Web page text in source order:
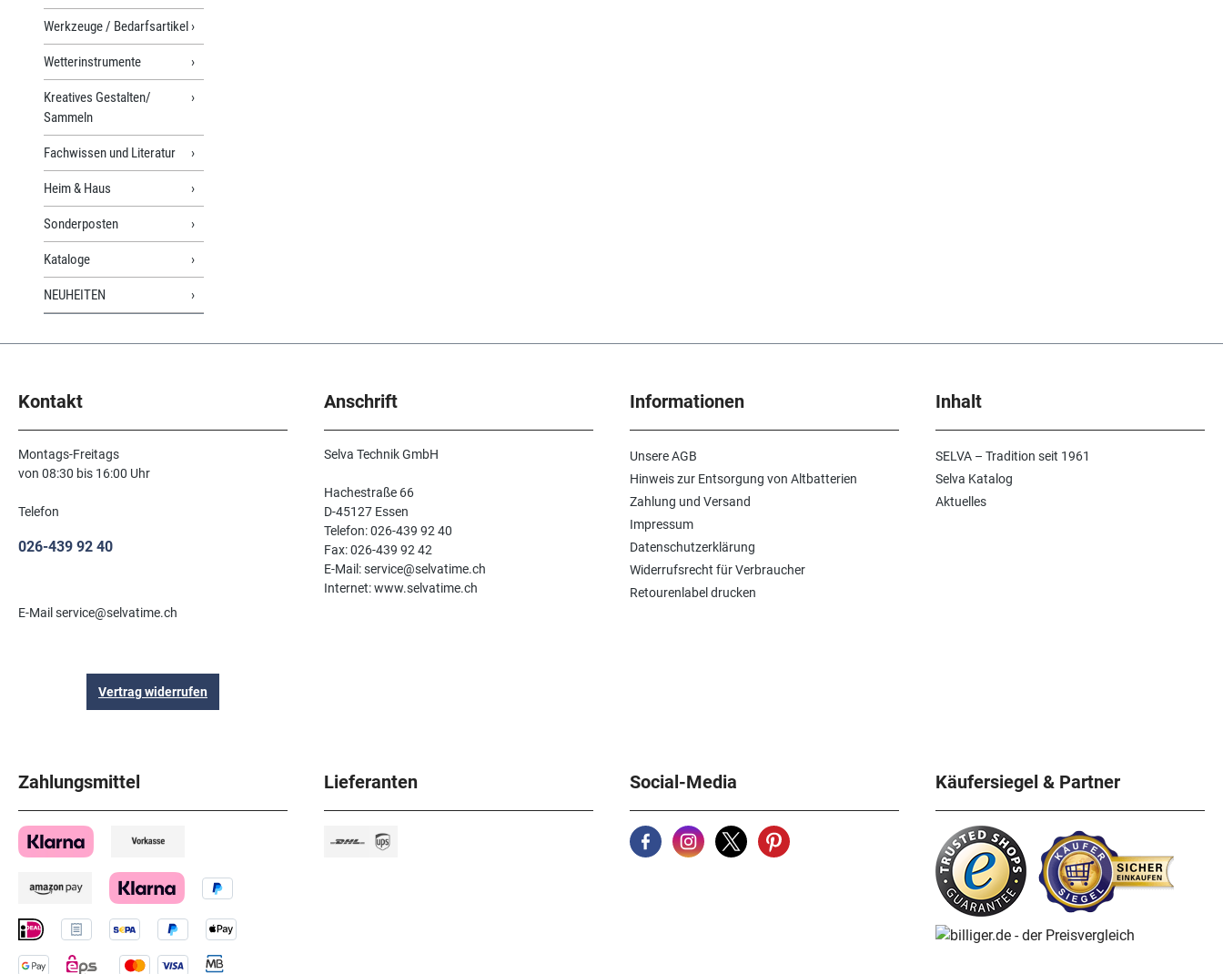
Werkzeuge / Bedarfsartikel
Wetterinstrumente
Kreatives Gestalten/
Sammeln
Fachwissen und Literatur
Heim & Haus
Sonderposten
Kataloge
NEUHEITEN
Kontakt
Montags-Freitags
von 08:30 bis 16:00 Uhr
Telefon
026-439 92 40
E-Mail service@selvatime.ch
Vertrag widerrufen
Anschrift
Selva Technik GmbH
Hachestraße 66
D-45127 Essen
Telefon: 026-439 92 40
Fax: 026-439 92 42
E-Mail: service@selvatime.ch
Internet: www.selvatime.ch
Informationen
Unsere AGB
Hinweis zur Entsorgung von Altbatterien
Zahlung und Versand
Impressum
Datenschutzerklärung
Widerrufsrecht für Verbraucher
Retourenlabel drucken
Inhalt
SELVA – Tradition seit 1961
Selva Katalog
Aktuelles
Zahlungsmittel Lieferanten Social-Media Käufersiegel & Partner